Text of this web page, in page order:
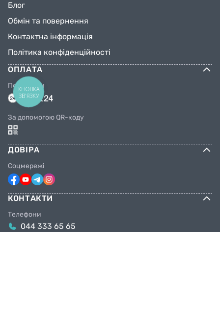
Блог
Обмін та повернення
Контактна інформація
Політика конфіденційності
ОПЛАТА
Переказом
За допомогою QR-коду
ДОВІРА
Соцмережі
КОНТАКТИ
Телефони
044 333 65 65
КНОПКА
ЗВ'ЯЗКУ